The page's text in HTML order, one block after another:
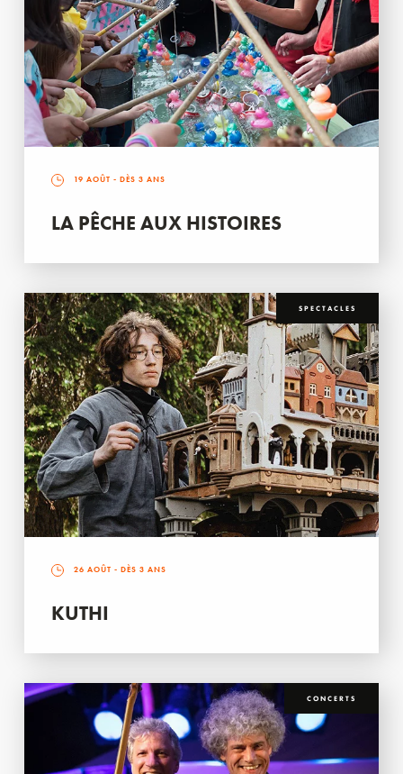
19 AOÛT - DÈS 3 ANS
LA PÊCHE AUX HISTOIRES
SPECTACLES
26 AOÛT - DÈS 3 ANS
KUTHI
CONCERTS